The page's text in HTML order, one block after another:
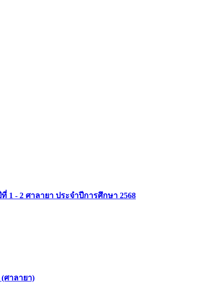
- 2 ศาลายา ประจำปีการศึกษา 2568
ศาลายา)